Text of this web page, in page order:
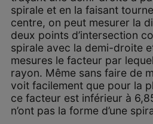
spirale et en la faisant
centre, on peut mesurer la
deux points d’intersection
spirale avec la demi-droite
mesures le facteur par
rayon. Même sans faire de
voit facilement que pour la
ce facteur est inférieur à
n’ont pas la forme d’une